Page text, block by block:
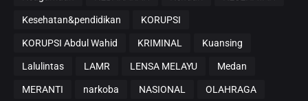
Kesehatan&pendidikan KORUPSI
KORUPSI Abdul Wahid KRIMINAL Kuansing
Lalulintas LAMR LENSA MELAYU Medan
MERANTI narkoba NASIONAL OLAHRAGA